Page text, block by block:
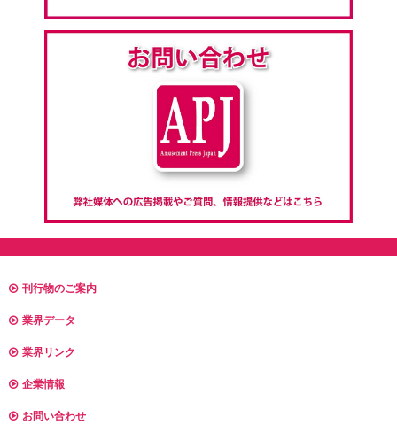
刊行物のご案内
業界データ
業界リンク
企業情報
お問い合わせ